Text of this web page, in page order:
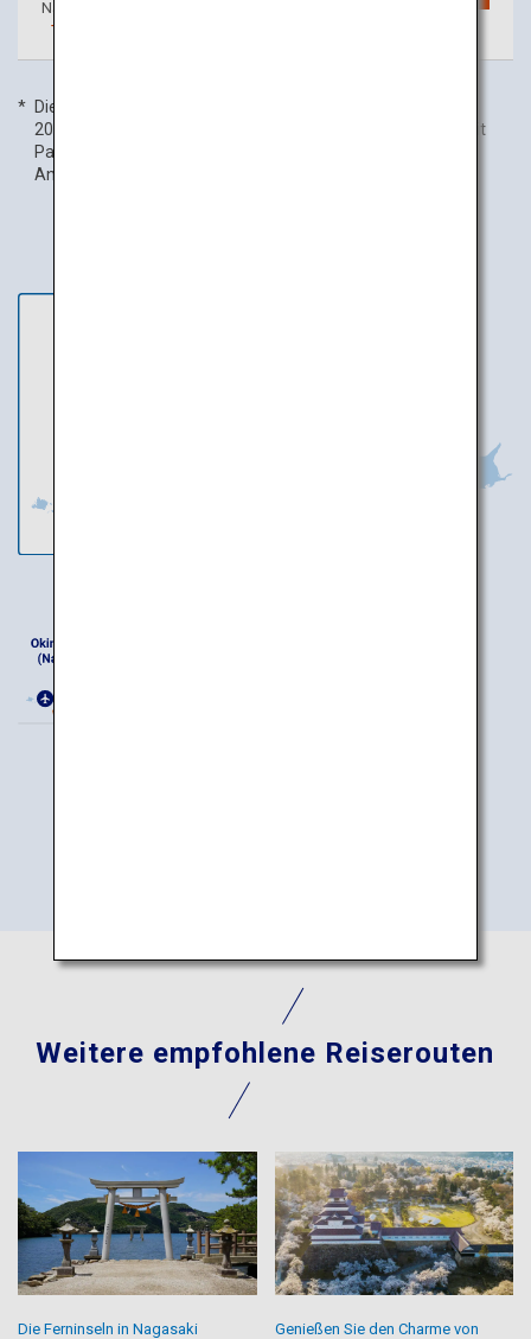
Naha
Täglich
Die Flugfrequenzangaben beziehen sich auf den 1. Januar
2020. Die Inlandsflugfrequenz umfasst Codeshare-Flüge mit
Partnerfluggesellschaften und kann ohne vorherige
Ankündigung geändert werden.
Weitere empfohlene Reiserouten
Die Ferninseln in Nagasaki
Genießen Sie den Charme von